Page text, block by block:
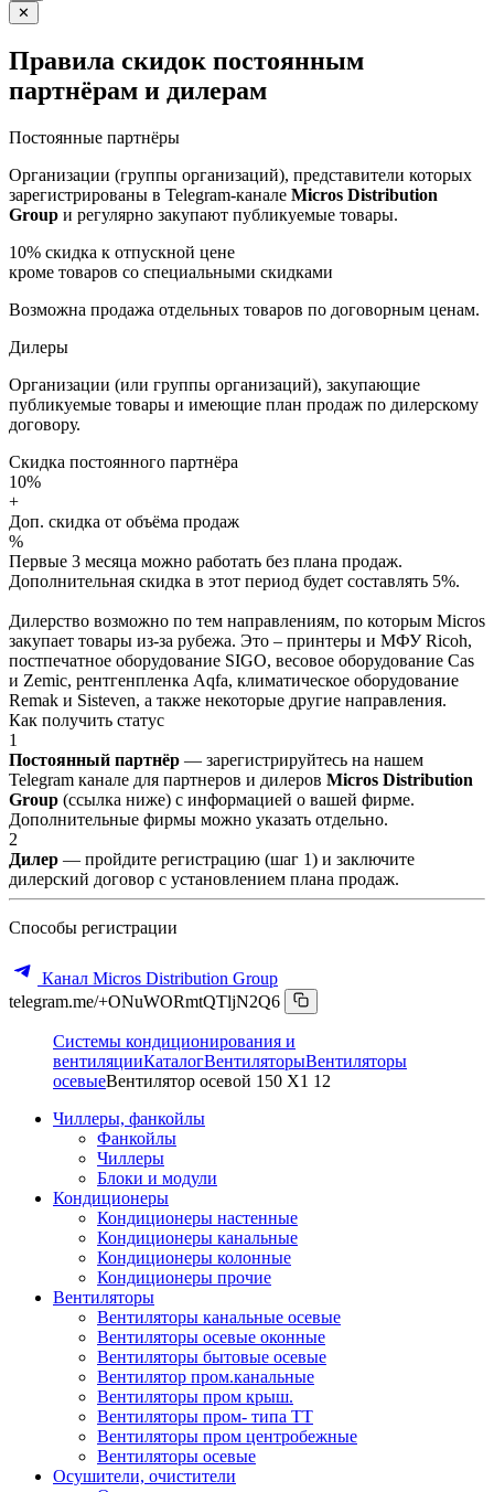
✕
Правила скидок постоянным
партнёрам и дилерам
Постоянные партнёры
Организации (группы организаций), представители которых
зарегистрированы в Telegram-канале Micros Distribution
Group и регулярно закупают публикуемые товары.
10% скидка к отпускной цене
кроме товаров со специальными скидками
Возможна продажа отдельных товаров по договорным ценам.
Дилеры
Организации (или группы организаций), закупающие
публикуемые товары и имеющие план продаж по дилерскому
договору.
Скидка постоянного партнёра
10%
+
Доп. скидка от объёма продаж
%
Первые 3 месяца можно работать без плана продаж.
Дополнительная скидка в этот период будет составлять 5%.
Дилерство возможно по тем направлениям, по которым Micros
закупает товары из-за рубежа. Это – принтеры и МФУ Ricoh,
постпечатное оборудование SIGO, весовое оборудование Cas
и Zemic, рентгенпленка Aqfa, климатическое оборудование
Remak и Sisteven, а также некоторые другие направления.
Как получить статус
1
Постоянный партнёр — зарегистрируйтесь на нашем
Telegram канале для партнеров и дилеров Micros Distribution
Group (ссылка ниже) с информацией о вашей фирме.
Дополнительные фирмы можно указать отдельно.
2
Дилер — пройдите регистрацию (шаг 1) и заключите
дилерский договор с установлением плана продаж.
Способы регистрации
Канал Micros Distribution Group
telegram.me/+ONuWORmtQTljN2Q6
Системы кондиционирования и
вентиляцииКаталогВентиляторыВентиляторы
осевыеВентилятор осевой 150 Х1 12
Чиллеры, фанкойлы
Фанкойлы
Чиллеры
Блоки и модули
Кондиционеры
Кондиционеры настенные
Кондиционеры канальные
Кондиционеры колонные
Кондиционеры прочие
Вентиляторы
Вентиляторы канальные осевые
Вентиляторы осевые оконные
Вентиляторы бытовые осевые
Вентилятор пром.канальные
Вентиляторы пром крыш.
Вентиляторы пром- типа ТТ
Вентиляторы пром центробежные
Вентиляторы осевые
Осушители, очистители